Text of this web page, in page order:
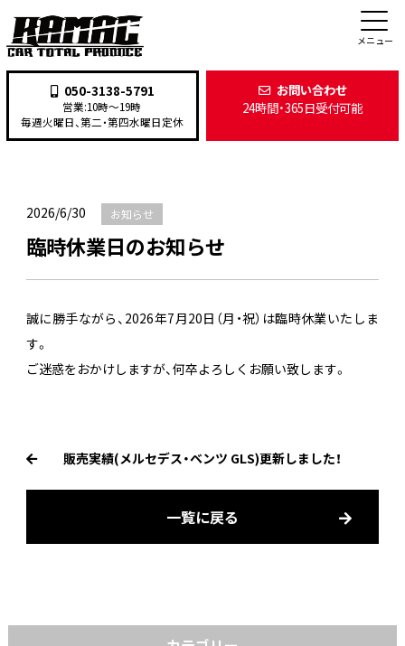
メニュー
050-3138-5791
営業:10時〜19時
毎週火曜日、第二・第四水曜日定休
お問い合わせ
24時間・365日受付可能
TOP 新着情報>お知らせ>臨時休業日のお知らせ
2026/6/30 お知らせ
臨時休業日のお知らせ
誠に勝手ながら、2026年7月20日（月・祝）は臨時休業いたしま
す。
ご迷惑をおかけしますが、何卒よろしくお願い致します。
販売実績(メルセデス・ベンツ GLS)更新しました！
一覧に戻る